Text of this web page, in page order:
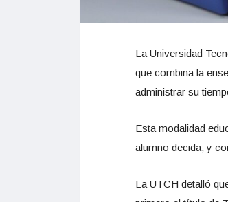
La Universidad
que combina la
administrar su
Esta modalidad
alumno decida, y
La UTCH detalló